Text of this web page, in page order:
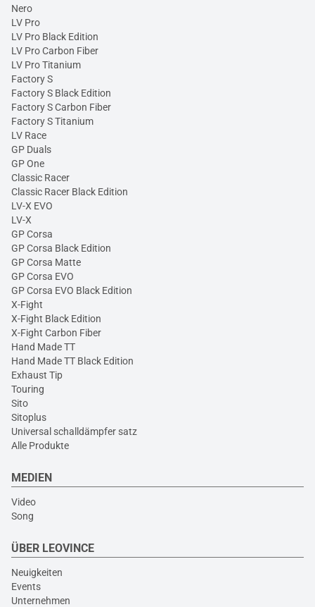
Nero
LV Pro
LV Pro Black Edition
LV Pro Carbon Fiber
LV Pro Titanium
Factory S
Factory S Black Edition
Factory S Carbon Fiber
Factory S Titanium
LV Race
GP Duals
GP One
Classic Racer
Classic Racer Black Edition
LV-X EVO
LV-X
GP Corsa
GP Corsa Black Edition
GP Corsa Matte
GP Corsa EVO
GP Corsa EVO Black Edition
X-Fight
X-Fight Black Edition
X-Fight Carbon Fiber
Hand Made TT
Hand Made TT Black Edition
Exhaust Tip
Touring
Sito
Sitoplus
Universal schalldämpfer satz
Alle Produkte
MEDIEN
Video
Song
ÜBER LEOVINCE
Neuigkeiten
Events
Unternehmen